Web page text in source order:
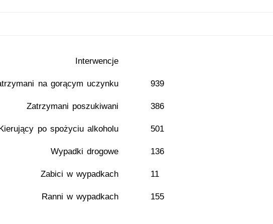
Interwencje
na gorącym uczynku 939
Zatrzymani poszukiwani 386
po spożyciu alkoholu 501
Wypadki drogowe 136
Zabici w wypadkach 11
Ranni w wypadkach 155